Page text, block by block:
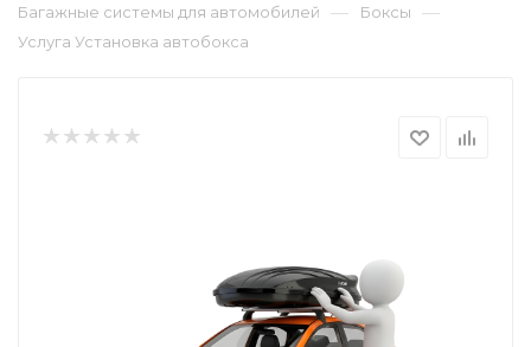
Багажные системы для автомобилей — Боксы —
Услуга Установка автобокса